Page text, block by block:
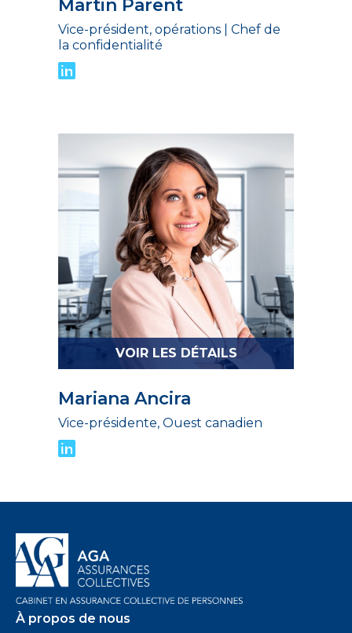
Martin Parent
Vice-président, opérations | Chef de
la confidentialité
VOIR LES DÉTAILS
Mariana Ancira
Vice-présidente, Ouest canadien
À propos de nous